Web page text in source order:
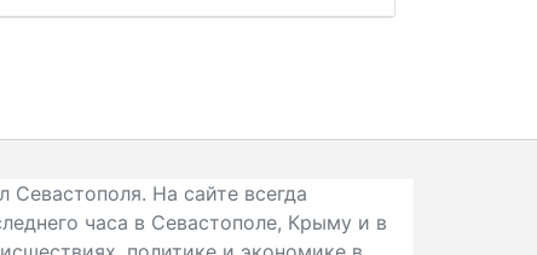
На сайте всегда
часа в Севастополе, Крыму и в